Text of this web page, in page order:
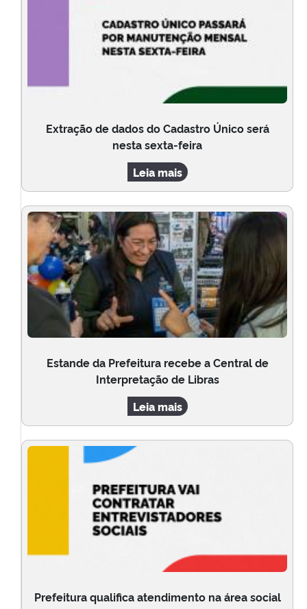
Extração de dados do Cadastro Único será
nesta sexta-feira
Leia mais
Estande da Prefeitura recebe a Central de
Interpretação de Libras
Leia mais
Prefeitura qualifica atendimento na área social